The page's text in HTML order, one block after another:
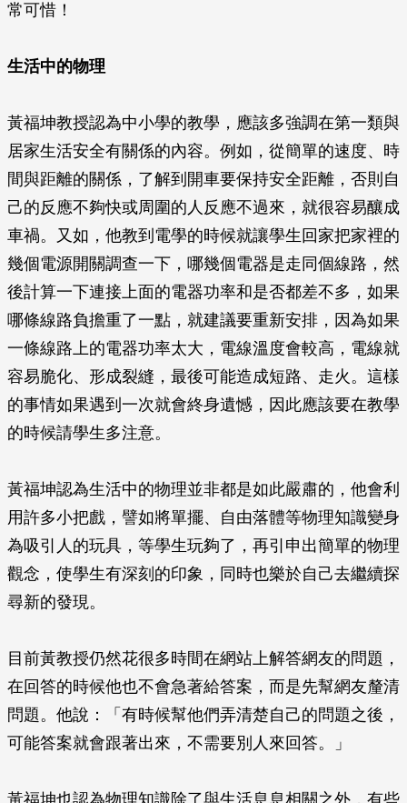
常可惜！
生活中的物理
黃福坤教授認為中小學的教學，應該多強調在第一類與
居家生活安全有關係的內容。例如，從簡單的速度、時
間與距離的關係，了解到開車要保持安全距離，否則自
己的反應不夠快或周圍的人反應不過來，就很容易釀成
車禍。又如，他教到電學的時候就讓學生回家把家裡的
幾個電源開關調查一下，哪幾個電器是走同個線路，然
後計算一下連接上面的電器功率和是否都差不多，如果
哪條線路負擔重了一點，就建議要重新安排，因為如果
一條線路上的電器功率太大，電線溫度會較高，電線就
容易脆化、形成裂縫，最後可能造成短路、走火。這樣
的事情如果遇到一次就會終身遺憾，因此應該要在教學
的時候請學生多注意。
黃福坤認為生活中的物理並非都是如此嚴肅的，他會利
用許多小把戲，譬如將單擺、自由落體等物理知識變身
為吸引人的玩具，等學生玩夠了，再引申出簡單的物理
觀念，使學生有深刻的印象，同時也樂於自己去繼續探
尋新的發現。
目前黃教授仍然花很多時間在網站上解答網友的問題，
在回答的時候他也不會急著給答案，而是先幫網友釐清
問題。他說：「有時候幫他們弄清楚自己的問題之後，
可能答案就會跟著出來，不需要別人來回答。」
黃福坤也認為物理知識除了與生活息息相關之外，有些